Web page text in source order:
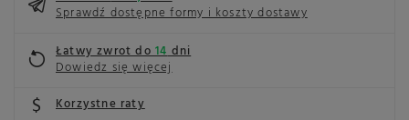
Sprawdź dostępne formy i koszty dostawy
Łatwy zwrot do14dni
Dowiedz się więcej
Korzystne raty